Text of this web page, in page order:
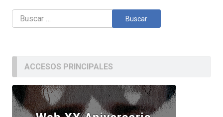
Buscar:
ACCESOS PRINCIPALES